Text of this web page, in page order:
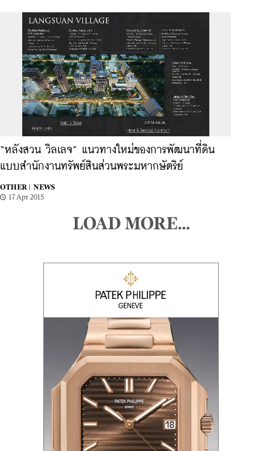
“หลังสวน วิลเลจ” แนวทางใหม่ของการพัฒนาที่ดิน
แบบสำนักงานทรัพย์สินส่วนพระมหากษัตริย์
OTHER |
NEWS
17 Apr 2015
LOAD MORE...